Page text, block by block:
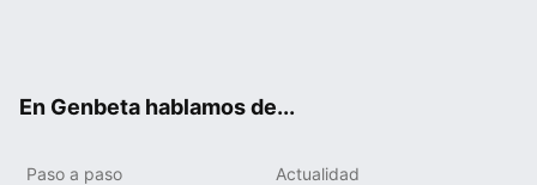
En Genbeta hablamos de...
Paso a paso Actualidad